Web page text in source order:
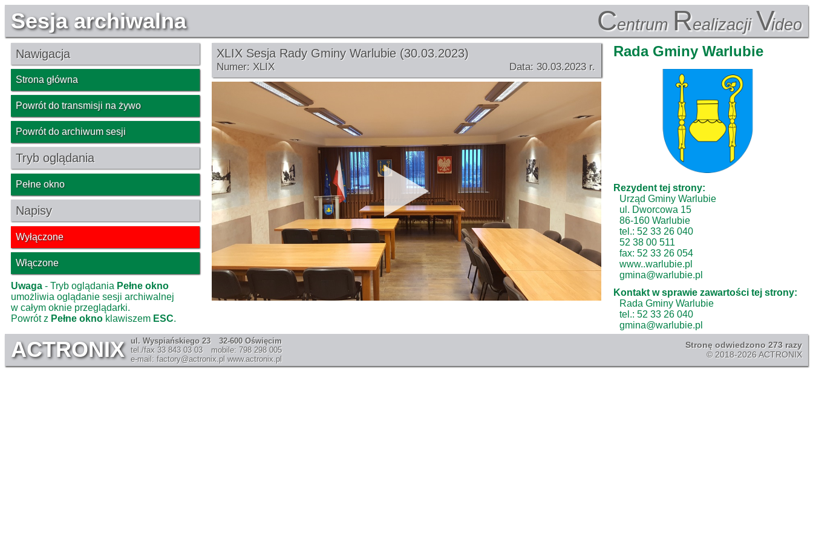
Sesja archiwalna Centrum Realizacji Video
Nawigacja
Strona główna
Powrót do transmisji na żywo
Powrót do archiwum sesji
Tryb oglądania
Pełne okno
Napisy
Wyłączone
Włączone
Uwaga - Tryb oglądania Pełne okno
umożliwia oglądanie sesji archiwalnej
w całym oknie przeglądarki.
Powrót z Pełne okno klawiszem ESC.
XLIX Sesja Rady Gminy Warlubie (30.03.2023)
Numer: XLIX Data: 30.03.2023 r.
Rada Gminy Warlubie
Rezydent tej strony:
Urząd Gminy Warlubie
ul. Dworcowa 15
86-160 Warlubie
tel.: 52 33 26 040
52 38 00 511
fax: 52 33 26 054
www..warlubie.pl
gmina@warlubie.pl
Kontakt w sprawie zawartości tej strony:
Rada Gminy Warlubie
tel.: 52 33 26 040
gmina@warlubie.pl
ACTRONIX
ul. Wyspiańskiego 23
tel./fax 33 843 03 03
e-mail: factory@actronix.pl
32-600 Oświęcim
mobile: 798 298 005
www.actronix.pl
Stronę odwiedzono 273 razy
© 2018-2026 ACTRONIX